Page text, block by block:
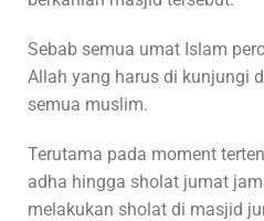
Sebab semua umat Islam
Allah yang harus di kunjungi
semua muslim.
Terutama pada moment
adha hingga sholat jumat
melakukan sholat di masjid